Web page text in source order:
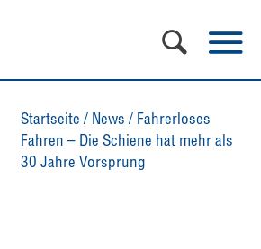
Startseite / News / Fahrerloses
Fahren – Die Schiene hat mehr als
30 Jahre Vorsprung